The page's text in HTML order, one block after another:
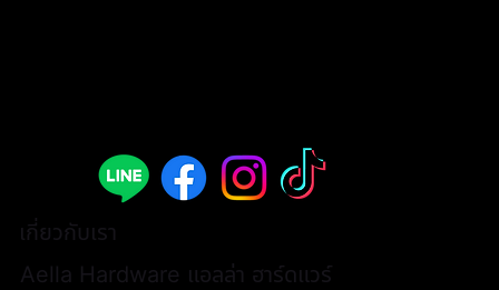
มือจับประตูก้านโยก - A308B-AL002-ABY
฿9,900.00
มือจับประตูก้านโยก - A308B-AL003-ABY
฿9,900.00
ด้ามจับประตู P2-3174 (1 คู่ / 2 ชิ้น)
฿13,000.00
มือจับเฟอร์นิเจอร์แบบยาว - L3066
฿700.00
มือจับเฟอร์นิเจอร์แบบยาว - L3068
฿600.00
มือจับเฟอร์นิเจอร์แบบยาว - L3174
฿580.00
ด้ามจับประตู P2-AL0001 (1 คู่ / 2 ชิ้น)
฿15,000.00
มือจับเฟอร์นิเจอร์แบบยาว - AL0028
฿600.00
มือจับประตูก้านโยก - A313B-WWH07
฿6,200.00
กันชนประตู - K33
฿900.00
มือจับเฟอร์นิเจอร์แบบยาว - L3074H
฿480.00
มือจับเฟอร์นิเจอร์ - AL0026
฿380.00
มือจับเฟอร์นิเจอร์แบบยาว - AL0025
฿380.00
มือจับเฟอร์นิเจอร์แบบยาว - AL0027
฿400.00
มือจับเฟอร์นิเจอร์แบบเหลี่ยม - AL0024
฿450.00
เกี่ยวกับเรา
Aella Hardware แอลล่า ฮาร์ดแวร์